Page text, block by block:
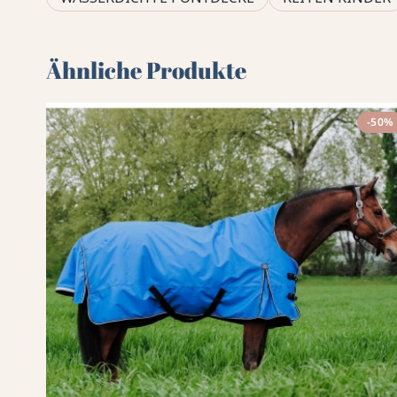
Ähnliche Produkte
-50%